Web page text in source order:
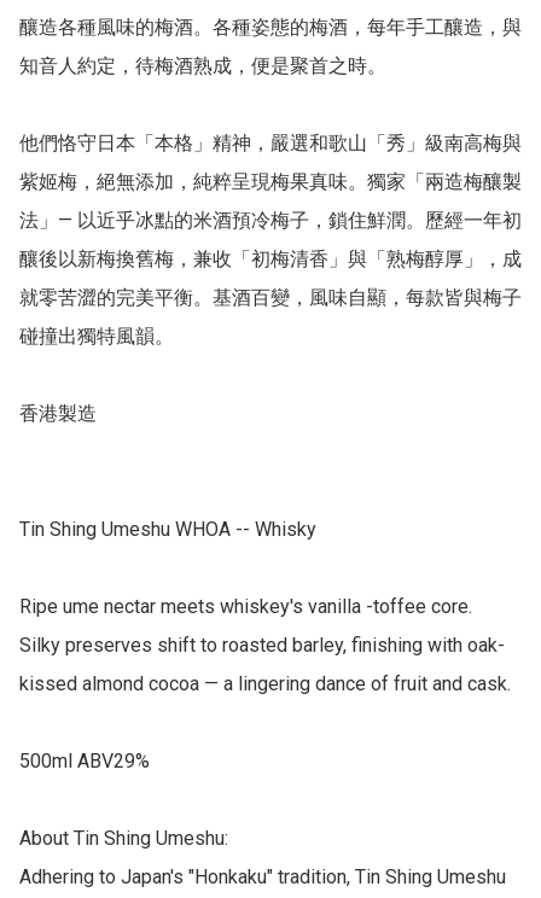
釀造各種風味的梅酒。各種姿態的梅酒，每年手工釀造，與
知音人約定，待梅酒熟成，便是聚首之時。
他們恪守日本「本格」精神，嚴選和歌山「秀」級南高梅與
紫姬梅，絕無添加，純粹呈現梅果真味。獨家「兩造梅釀製
法」— 以近乎冰點的米酒預冷梅子，鎖住鮮潤。歷經一年初
釀後以新梅換舊梅，兼收「初梅清香」與「熟梅醇厚」，成
就零苦澀的完美平衡。基酒百變，風味自顯，每款皆與梅子
碰撞出獨特風韻。
香港製造
Tin Shing Umeshu WHOA -- Whisky
Ripe ume nectar meets whiskey's vanilla -toffee core.
Silky preserves shift to roasted barley, finishing with oak-
kissed almond cocoa — a lingering dance of fruit and cask.
500ml ABV29%
About Tin Shing Umeshu:
Adhering to Japan's "Honkaku" tradition, Tin Shing Umeshu